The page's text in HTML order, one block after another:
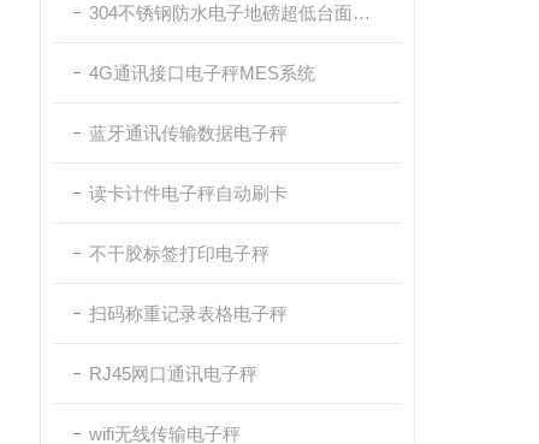
304不锈钢防水电子地磅超低台面带斜坡
4G通讯接口电子秤MES系统
蓝牙通讯传输数据电子秤
读卡计件电子秤自动刷卡
不干胶标签打印电子秤
扫码称重记录表格电子秤
RJ45网口通讯电子秤
wifi无线传输电子秤